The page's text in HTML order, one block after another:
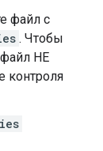
файл с
. Чтобы
НЕ
контроля